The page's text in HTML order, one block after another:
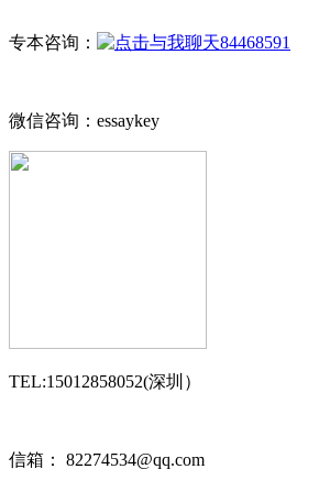
专本咨询： 84468591
微信咨询：essaykey
TEL:15012858052(深圳）
信箱： 82274534@qq.com